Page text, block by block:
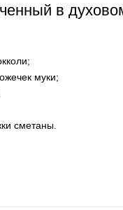
в
муки;
сметаны.